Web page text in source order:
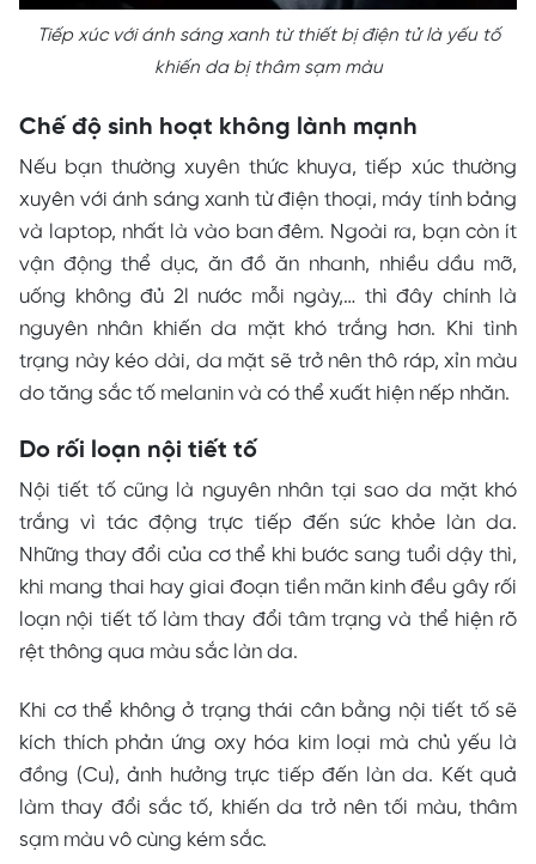
Tiếp xúc với ánh sáng xanh từ thiết bị điện tử là yếu tố
khiến da bị thâm sạm màu
Chế độ sinh hoạt không lành mạnh
Nếu bạn thường xuyên thức khuya, tiếp xúc thường
xuyên với ánh sáng xanh từ điện thoại, máy tính bảng
và laptop, nhất là vào ban đêm. Ngoài ra, bạn còn ít
vận động thể dục, ăn đồ ăn nhanh, nhiều dầu mỡ,
uống không đủ 2l nước mỗi ngày,… thì đây chính là
nguyên nhân khiến da mặt khó trắng hơn. Khi tình
trạng này kéo dài, da mặt sẽ trở nên thô ráp, xỉn màu
do tăng sắc tố melanin và có thể xuất hiện nếp nhăn.
Do rối loạn nội tiết tố
Nội tiết tố cũng là nguyên nhân tại sao da mặt khó
trắng vì tác động trực tiếp đến sức khỏe làn da.
Những thay đổi của cơ thể khi bước sang tuổi dậy thì,
khi mang thai hay giai đoạn tiền mãn kinh đều gây rối
loạn nội tiết tố làm thay đổi tâm trạng và thể hiện rõ
rệt thông qua màu sắc làn da.
Khi cơ thể không ở trạng thái cân bằng nội tiết tố sẽ
kích thích phản ứng oxy hóa kim loại mà chủ yếu là
đồng (Cu), ảnh hưởng trực tiếp đến làn da. Kết quả
làm thay đổi sắc tố, khiến da trở nên tối màu, thâm
sạm màu vô cùng kém sắc.